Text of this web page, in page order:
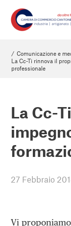
/ Comunicazione e
La Cc-Ti rinnova il
professionale
La Cc-
27 Febbraio
Vi